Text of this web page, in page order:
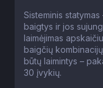
Sisteminis
baigtys ir jos
laimėjimas
baigčių
būtų laimintys –
30 įvykių.